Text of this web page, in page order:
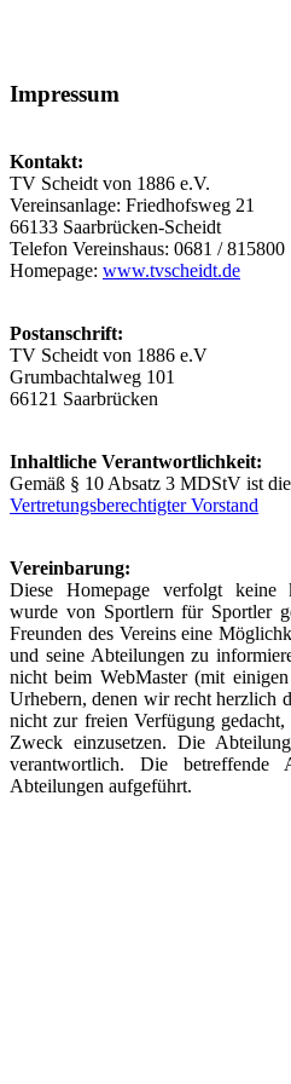
Impressum
Kontakt:
TV Scheidt von 1886 e.V.
Vereinsanlage: Friedhofsweg 21
66133 Saarbrücken-Scheidt
Telefon Vereinshaus: 0681 / 815800
Homepage: www.tvscheidt.de
Postanschrift:
TV Scheidt von 1886 e.V
Grumbachtalweg 101
66121 Saarbrücken
Inhaltliche Verantwortlichkeit:
Gemäß § 10 Absatz 3 MDStV ist
Vertretungsberechtigter Vorstand
Vereinbarung:
Diese Homepage verfolgt keine
wurde von Sportlern für Sportler
Freunden des Vereins eine
und seine Abteilungen zu
nicht beim WebMaster (mit
Urhebern, denen wir recht herzlich
nicht zur freien Verfügung
Zweck einzusetzen. Die
verantwortlich. Die betreffende
Abteilungen aufgeführt.